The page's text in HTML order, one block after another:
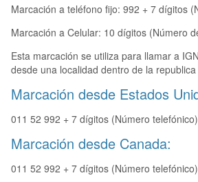
Marcación a teléfono fijo: 992 + 7 dígitos
Marcación a Celular: 10 dígitos (Número
Esta marcación se utiliza para llamar a
desde una localidad dentro de la
Marcación desde Estados
011 52 992 + 7 dígitos (Número telefónico)
Marcación desde Canada:
011 52 992 + 7 dígitos (Número telefónico)